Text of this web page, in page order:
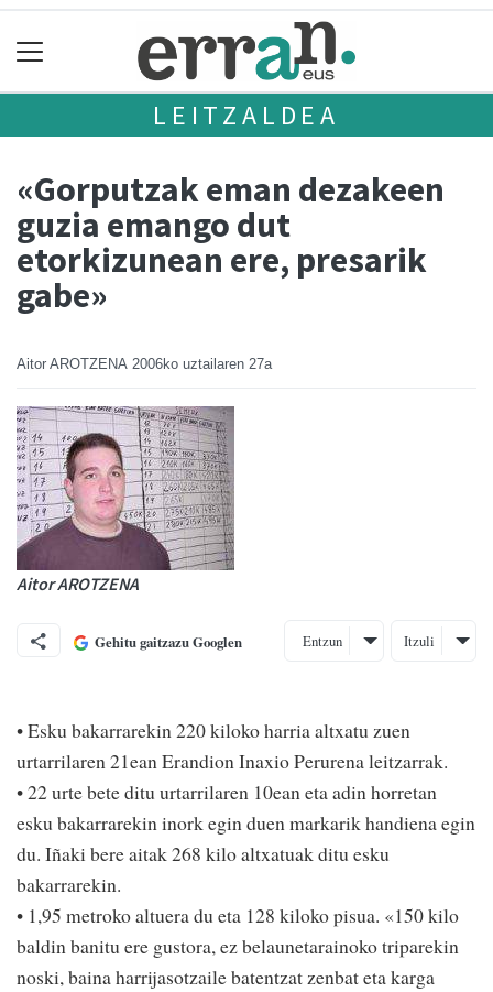
LEITZALDEA
«Gorputzak eman dezakeen
guzia emango dut
etorkizunean ere, presarik
gabe»
Aitor AROTZENA 2006ko uztailaren 27a
Aitor AROTZENA
Gehitu gaitzazu Googlen Entzun Itzuli
• Esku bakarrarekin 220 kiloko harria altxatu zuen
urtarrilaren 21ean Erandion Inaxio Perurena leitzarrak.
• 22 urte bete ditu urtarrilaren 10ean eta adin horretan
esku bakarrarekin inork egin duen markarik handiena egin
du. Iñaki bere aitak 268 kilo altxatuak ditu esku
bakarrarekin.
• 1,95 metroko altuera du eta 128 kiloko pisua. «150 kilo
baldin banitu ere gustora, ez belaunetarainoko triparekin
noski, baina harrijasotzaile batentzat zenbat eta karga